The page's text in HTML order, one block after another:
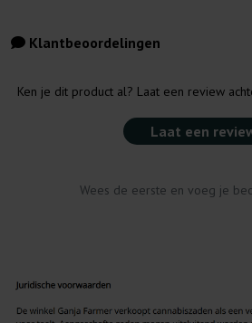
Klantbeoordelingen
Ken je dit product al? Laat een review
Laat een
Wees de eerste en voeg je